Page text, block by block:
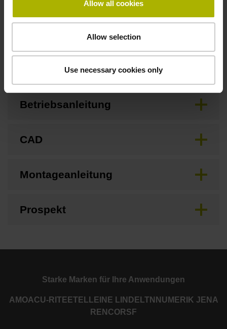
Allow all cookies
Allow selection
Use necessary cookies only
Downloads / CAD / Montage
Anschlussmaße
Betriebsanleitung
CAD
Montageanleitung
Prospekt
Starke Marken für Ihre Anwendungen
AMOACU-RITE ETEL LEINE LINDE LTN NUMERIK JENA
RENCORSF